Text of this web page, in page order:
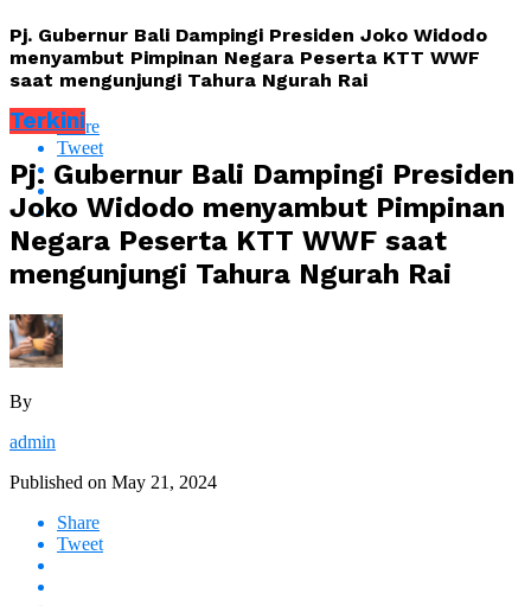
Pj. Gubernur Bali Dampingi Presiden Joko Widodo
menyambut Pimpinan Negara Peserta KTT WWF
saat mengunjungi Tahura Ngurah Rai
Share
Tweet
Terkini
Pj. Gubernur Bali Dampingi Presiden
Joko Widodo menyambut Pimpinan
Negara Peserta KTT WWF saat
mengunjungi Tahura Ngurah Rai
By
admin
Published on May 21, 2024
Share
Tweet